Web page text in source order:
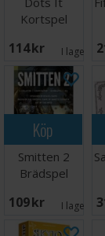
Kortspel
114 SEK I lager: 3
Köp
Smitten 2
Brädspel
109 SEK I lager: 2